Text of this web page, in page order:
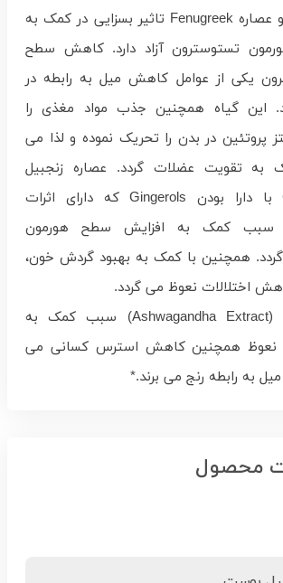
ل ی موثر باشد. و عصاره Fenugreek تاثیر بسزایی در کمک به
تستوسترون آزاد دارد. کاهش سطح
یکی از عوامل کاهش میل به رابطه در
این گیاه همچنین جذب مواد مغذی را
پروتئین در بدن را تحریک نموده و لذا می
به تقویت عضلات گردد. عصاره زنجبیل
(Ginger Extract با دارا بودن Gingerols که دارای اثرات
سبب کمک به افزایش سطح هورمون
همچنین با کمک به بهبود گردش خون،
اختلالات نعوظ می گردد.
عصاره آشواگاندا (Ashwagandha Extract) سبب کمک به
نعوظ همچنین کاهش استرس کسانی می
به رابطه رنج می برند.*
محصول